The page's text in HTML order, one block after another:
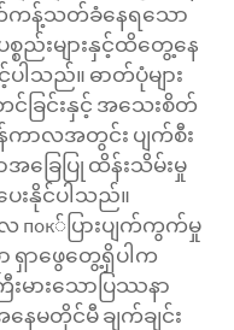
က်ကန့်သတ်ခံနေရသော
စ္စည်းများနှင့်ထိတွေ့နေ
ါသည်။ ဓာတ်ပုံများ
င်ခြင်းနှင့် အသေးစိတ်
ျိန်ကာလအတွင်း ပျက်စီး
အခြေပြု ထိန်းသိမ်းမှု
ေးနိုင်ပါသည်။
လ пок်ပြားပျက်ကွက်မှု
ာ ရှာဖွေတွေ့ရှိပါက
းမားသောပြဿနာ
နေမတိုင်မီ ချက်ချင်း